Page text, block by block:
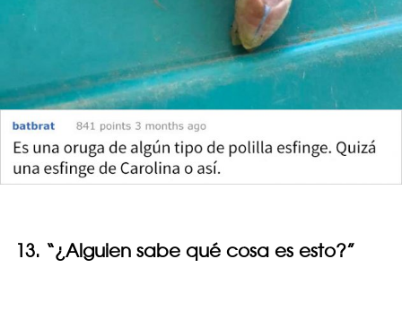
13. “¿Alguien sabe qué cosa es esto?”